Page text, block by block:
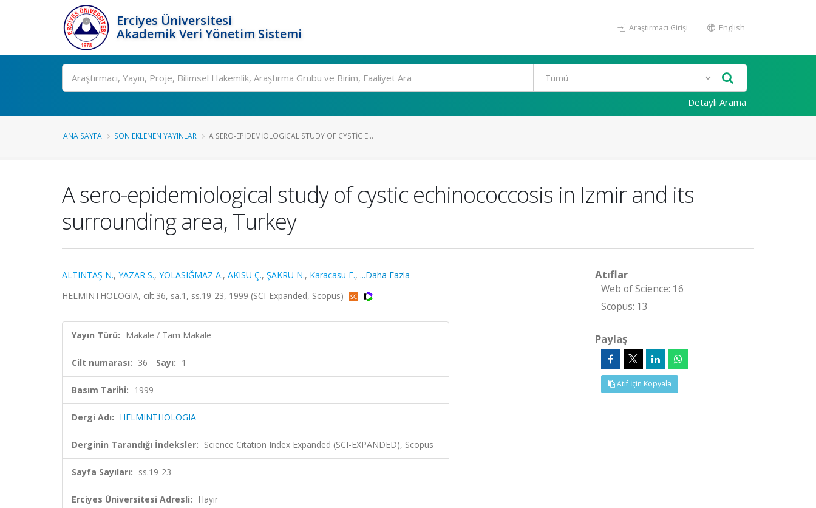
Erciyes Üniversitesi
Akademik Veri Yönetim Sistemi
Araştırmacı Girişi English
Ara
Detaylı Arama
ANA SAYFA SON EKLENEN YAYINLAR A SERO-EPIDEMIOLOGICAL STUDY OF CYSTIC E...
A sero-epidemiological study of cystic echinococcosis in Izmir and its
surrounding area, Turkey
ALTINTAŞ N., YAZAR S., YOLASIĞMAZ A., AKISU Ç., ŞAKRU N., Karacasu F., ...Daha Fazla
HELMINTHOLOGIA, cilt.36, sa.1, ss.19-23, 1999 (SCI-Expanded, Scopus)
Yayın Türü: Makale / Tam Makale
Cilt numarası: 36 Sayı: 1
Basım Tarihi: 1999
Dergi Adı: HELMINTHOLOGIA
Derginin Tarandığı İndeksler: Science Citation Index Expanded (SCI-EXPANDED), Scopus
Sayfa Sayıları: ss.19-23
Erciyes Üniversitesi Adresli: Hayır
Atıflar
Web of Science: 16
Scopus: 13
Paylaş
Atıf İçin Kopyala